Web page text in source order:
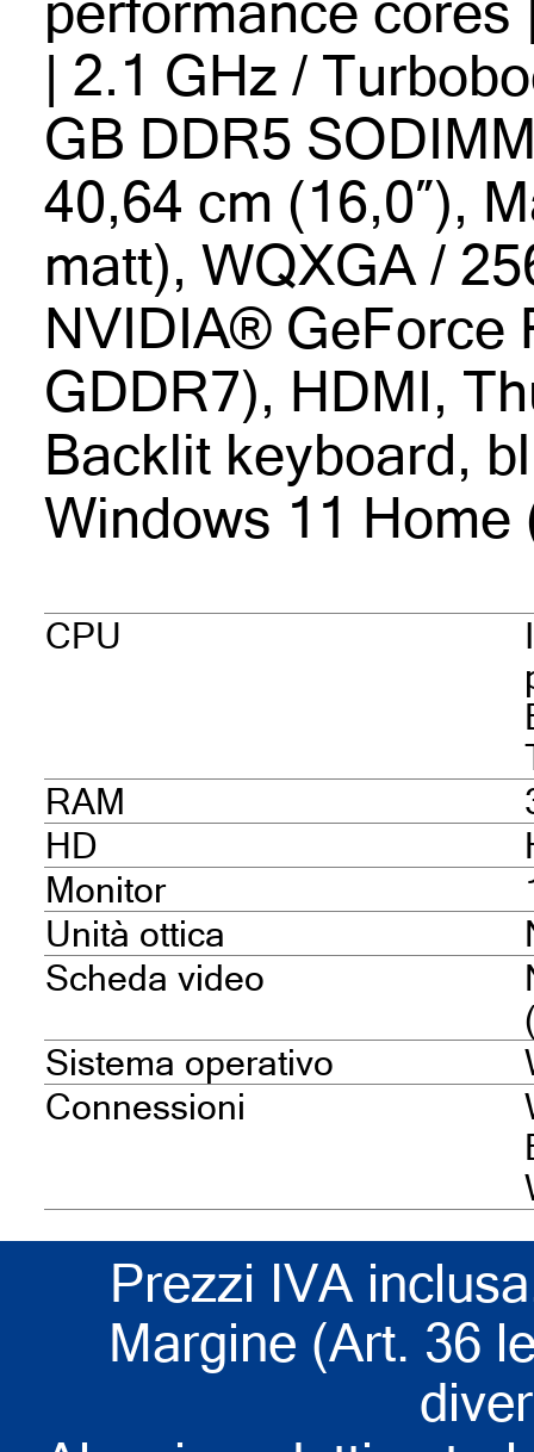
performance
| 2.1 GHz /
GB DDR5
40,64 cm (16,0″),
matt), WQXGA /
NVIDIA® GeForce
GDDR7), HDMI,
Backlit keyboard,
Windows 11 Home
CPU
RAM
HD
Monitor
Unità ottica
Scheda video
Sistema operativo
Connessioni
Prezzi IVA
Margine (Art. 36